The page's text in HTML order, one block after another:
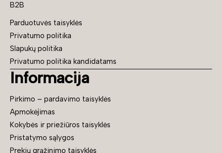
B2B
Parduotuvės taisyklės
Privatumo politika
Slapukų politika
Privatumo politika kandidatams
Informacija
Pirkimo – pardavimo taisyklės
Apmokėjimas
Kokybės ir priežiūros taisyklės
Pristatymo sąlygos
Prekių grąžinimo taisyklės